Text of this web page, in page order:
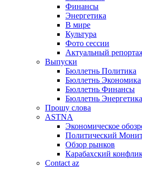
Финансы
Энергетика
В мире
Культура
Фото сессии
Актуальный
Выпуски
Бюллетнь Политика
Бюллетнь Экономика
Бюллетнь Финансы
Бюллетнь Энергетика
Прошу слова
ASTNA
Экономическое
Политический
Обзор рынков
Карабахский
Contact az